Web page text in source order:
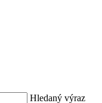
Hledaný výraz